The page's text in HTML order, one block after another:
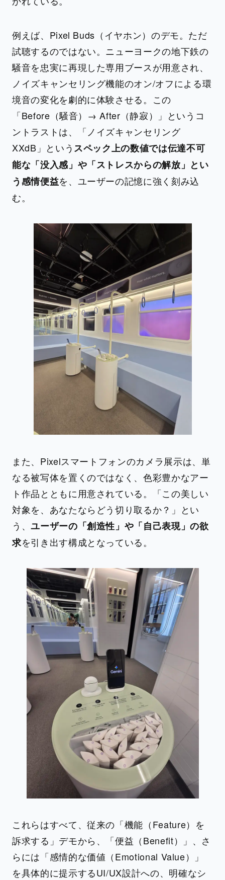
例えば、Pixel Buds（イヤホン）のデモ。ただ
試聴するのではない。ニューヨークの地下鉄の
騒音を忠実に再現した専用ブースが用意され、
ノイズキャンセリング機能のオン/オフによる環
境音の変化を劇的に体験させる。この
「Before（騒音）→ After（静寂）」というコ
ントラストは、「ノイズキャンセリング
XXdB」というスペック上の数値では伝達不可
能な「没入感」や「ストレスからの解放」とい
う感情便益を、ユーザーの記憶に強く刻み込
む。
また、Pixelスマートフォンのカメラ展示は、単
なる被写体を置くのではなく、色彩豊かなアー
ト作品とともに用意されている。「この美しい
対象を、あなたならどう切り取るか？」とい
う、ユーザーの「創造性」や「自己表現」の欲
求を引き出す構成となっている。
これらはすべて、従来の「機能（Feature）を
訴求する」デモから、「便益（Benefit）」、さ
らには「感情的な価値（Emotional Value）」
を具体的に提示するUI/UX設計への、明確なシ